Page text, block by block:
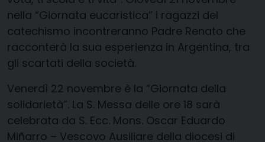
nella “Giornata eucaristica” i ragazzi del
catechismo incontreranno Padre Renato che
racconterà la sua esperienza in Argentina, tra
gli scartati della società.
Venerdì 22 novembre è la “Giornata della
solidarietà”. La S. Messa delle ore 18 sarà
celebrata da S. Ecc. Mons. Oscar Eduardo
Miñarro – Vescovo Ausiliare della diocesi di